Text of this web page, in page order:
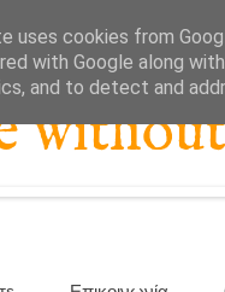
uses cookies from
with Google along
and to detect and